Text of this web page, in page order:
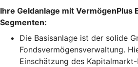
Ihre Geldanlage mit VermögenPlus
Segmenten:
Die Basisanlage ist der solide
Fondsvermögensverwaltung.
Einschätzung des